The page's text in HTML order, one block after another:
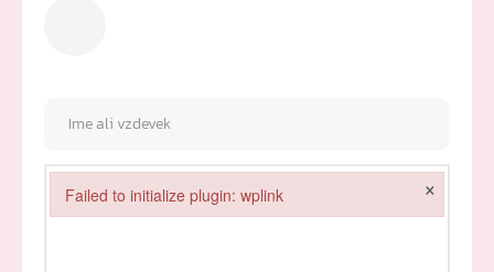
Failed to initialize plugin: wplink ×
Failed to initialize plugin: wplink